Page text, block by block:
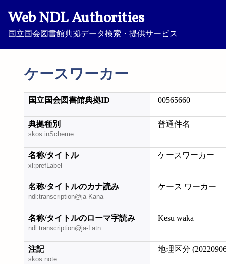
Web NDL Authorities
国立国会図書館典拠データ検索・提供サービス
ケースワーカー
国立国会図書館典拠ID 00565660
典拠種別
skos:inScheme
普通件名
名称/タイトル
xl:prefLabel
ケースワーカー
名称/タイトルのカナ読み
ndl:transcription@ja-Kana
ケース ワーカー
名称/タイトルのローマ字読み
ndl:transcription@ja-Latn
Kesu waka
注記
skos:note
地理区分